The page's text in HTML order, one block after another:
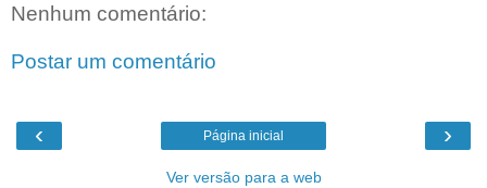
Nenhum comentário:
Postar um comentário
‹ ›
Página inicial
Ver versão para a web